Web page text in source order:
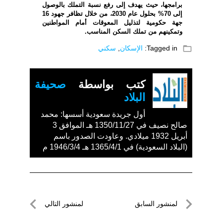
برامجها، حيث يهدف إلى رفع نسبة التملك بالوصول
إلى 70% بحلول عام 2030، من خلال تظافر جهود 16
جهة حكومية لتذليل المعوقات أمام المواطنين
وتمكينهم من تملك السكن المناسب.
folder_open
Tagged in: الإسكان سكني
كتب بواسطة صحيفة
البلاد
أول جريدة سعودية أسسها: محمد
صالح نصيف في 1350/11/27 هـ الموافق 3
أبريل 1932 ميلادي. وعاودت الصدور باسم
(البلاد السعودية) في 1365/4/1 هـ 1946/3/4 م
تصفّحلمنشور السابق لمنشور التالي